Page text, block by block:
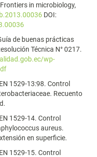
in microbiology,
DOI:
de buenas prácticas
Técnica N° 0217.
wp-
1529-13:98. Control
Recuento
1529-14. Control
aureus.
en superficie.
1529-15. Control